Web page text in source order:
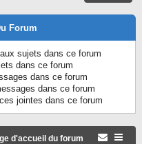
Forum
sujets dans ce forum
dans ce forum
dans ce forum
dans ce forum
jointes dans ce forum
d'accueil du forum